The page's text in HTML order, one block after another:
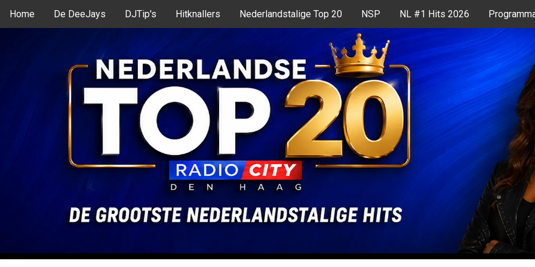
Home De DeeJays DJTip's Hitknallers Nederlandstalige Top 20 NSP NL #1 Hits 2026